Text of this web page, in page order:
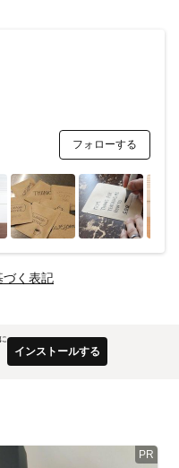
フォローする
づく表記
インストールする
PR